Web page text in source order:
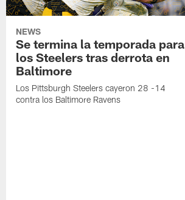
NEWS
Se termina la temporada para
los Steelers tras derrota en
Baltimore
Los Pittsburgh Steelers cayeron 28 -14
contra los Baltimore Ravens